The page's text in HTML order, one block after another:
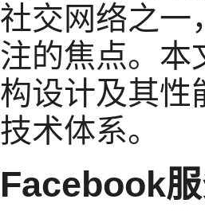
社交网络之一
注的焦点。本
构设计及其性
技术体系。
Facebook